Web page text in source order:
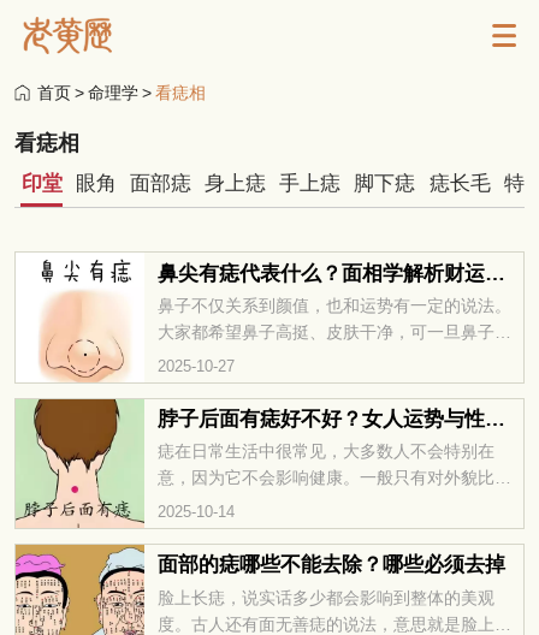
首页>命理学>看痣相
看痣相
印堂 眼角 面部痣 身上痣 手上痣 脚下痣 痣长毛 特
鼻尖有痣代表什么？面相学解析财运与健康运势
鼻子不仅关系到颜值，也和运势有一定的说法。
大家都希望鼻子高挺、皮肤干净，可一旦鼻子上
长了痣，很多人就想着赶紧去掉。不过，其实无
论是脸上的痣还是身上的痣，都不能随便处理。
相学里认为，痣能反映一个人的运势和命理，随
痣意味着什么呢？我们一起来看看。
2025-10-27
脖子后面有痣好不好？女人运势与性格全解析
痣在日常生活中很常见，大多数人不会特别在
意，因为它不会影响健康。一般只有对外貌比较
在意的人，才会注意自己脸上的痣。不过，在传
统说法里，痣的位置常被认为与命运有关。那
么，如果女人脖子后面有痣，会有什么寓意呢？
2025-10-14
面部的痣哪些不能去除？哪些必须去掉
脸上长痣，说实话多少都会影响到整体的美观
度。古人还有面无善痣的说法，意思就是脸上的